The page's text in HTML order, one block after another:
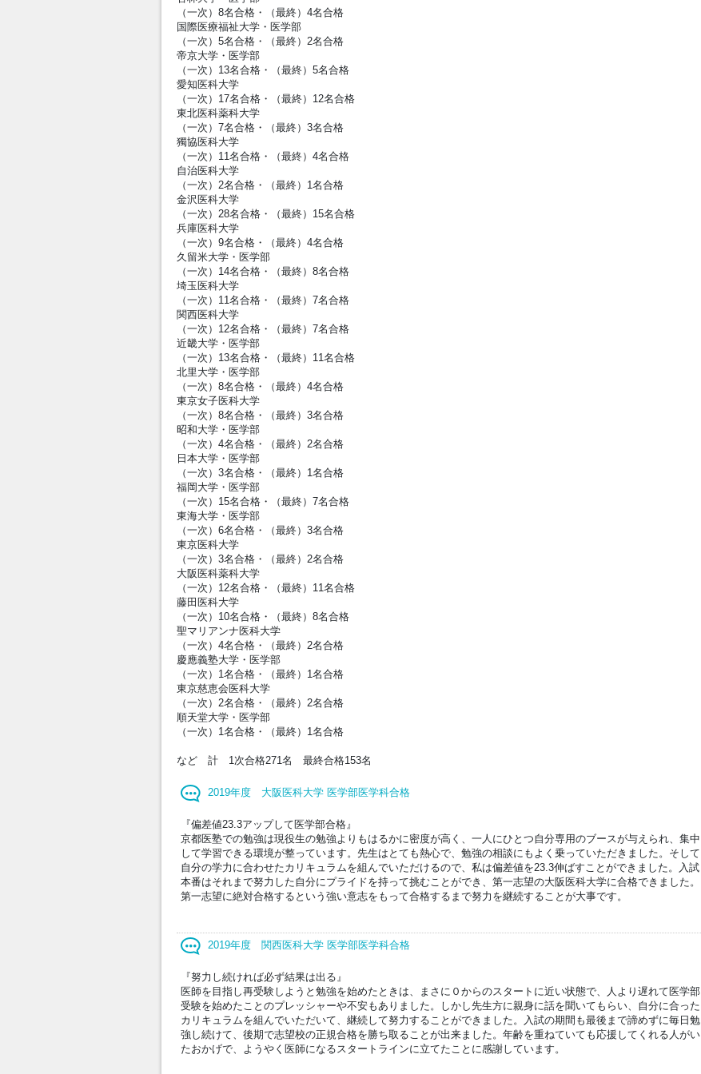
（一次）8名合格・（最終）4名合格
国際医療福祉大学・医学部
（一次）5名合格・（最終）2名合格
帝京大学・医学部
（一次）13名合格・（最終）5名合格
愛知医科大学
（一次）17名合格・（最終）12名合格
東北医科薬科大学
（一次）7名合格・（最終）3名合格
獨協医科大学
（一次）11名合格・（最終）4名合格
自治医科大学
（一次）2名合格・（最終）1名合格
金沢医科大学
（一次）28名合格・（最終）15名合格
兵庫医科大学
（一次）9名合格・（最終）4名合格
久留米大学・医学部
（一次）14名合格・（最終）8名合格
埼玉医科大学
（一次）11名合格・（最終）7名合格
関西医科大学
（一次）12名合格・（最終）7名合格
近畿大学・医学部
（一次）13名合格・（最終）11名合格
北里大学・医学部
（一次）8名合格・（最終）4名合格
東京女子医科大学
（一次）8名合格・（最終）3名合格
昭和大学・医学部
（一次）4名合格・（最終）2名合格
日本大学・医学部
（一次）3名合格・（最終）1名合格
福岡大学・医学部
（一次）15名合格・（最終）7名合格
東海大学・医学部
（一次）6名合格・（最終）3名合格
東京医科大学
（一次）3名合格・（最終）2名合格
大阪医科薬科大学
（一次）12名合格・（最終）11名合格
藤田医科大学
（一次）10名合格・（最終）8名合格
聖マリアンナ医科大学
（一次）4名合格・（最終）2名合格
慶應義塾大学・医学部
（一次）1名合格・（最終）1名合格
東京慈恵会医科大学
（一次）2名合格・（最終）2名合格
順天堂大学・医学部
（一次）1名合格・（最終）1名合格
など 計 1次合格271名 最終合格153名
2019年度 大阪医科大学 医学部医学科合格
『偏差値23.3アップして医学部合格』
京都医塾での勉強は現役生の勉強よりもはるかに密度が高く、一人にひとつ自分専用のブースが与えられ、集中
して学習できる環境が整っています。先生はとても熱心で、勉強の相談にもよく乗っていただきました。そして
自分の学力に合わせたカリキュラムを組んでいただけるので、私は偏差値を23.3伸ばすことができました。入試
本番はそれまで努力した自分にプライドを持って挑むことができ、第一志望の大阪医科大学に合格できました。
第一志望に絶対合格するという強い意志をもって合格するまで努力を継続することが大事です。
2019年度 関西医科大学 医学部医学科合格
『努力し続ければ必ず結果は出る』
医師を目指し再受験しようと勉強を始めたときは、まさに０からのスタートに近い状態で、人より遅れて医学部
受験を始めたことのプレッシャーや不安もありました。しかし先生方に親身に話を聞いてもらい、自分に合った
カリキュラムを組んでいただいて、継続して努力することができました。入試の期間も最後まで諦めずに毎日勉
強し続けて、後期で志望校の正規合格を勝ち取ることが出来ました。年齢を重ねていても応援してくれる人がい
たおかげで、ようやく医師になるスタートラインに立てたことに感謝しています。